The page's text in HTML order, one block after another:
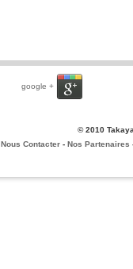
google +
© 2010
Nous Contacter - Nos Partenaires